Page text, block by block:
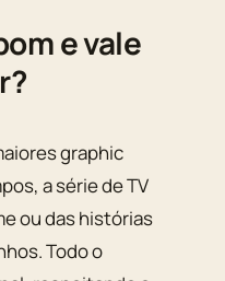
e vale
graphic
a série de TV
ou das histórias
Todo o